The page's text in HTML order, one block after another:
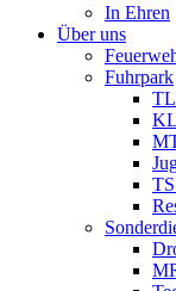
In Ehren
Über uns
Fuhrpark